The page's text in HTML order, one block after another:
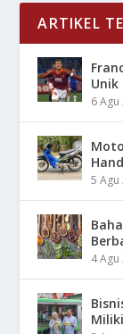
ARTIKEL
Unik
6 Agu
5 Agu
4 Agu